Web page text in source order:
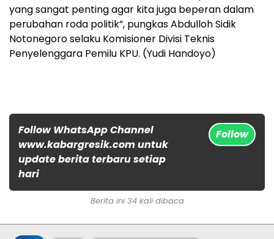
yang sangat penting agar kita juga beperan dalam
perubahan roda politik”, pungkas Abdulloh Sidik
Notonegoro selaku Komisioner Divisi Teknis
Penyelenggara Pemilu KPU. (Yudi Handoyo)
Follow WhatsApp Channel
www.kabargresik.com untuk
update berita terbaru setiap
hari
Follow
Berita ini 34 kali dibaca